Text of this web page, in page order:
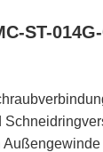
ST-